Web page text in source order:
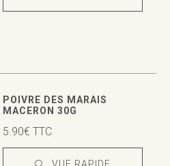
POIVRE DES MARAIS
MACERON 30G
5.90€ TTC